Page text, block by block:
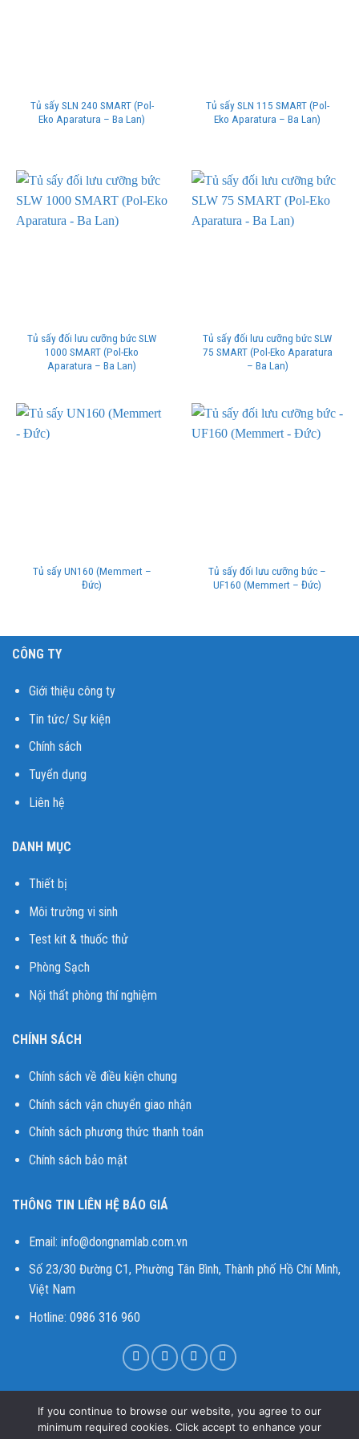
Tủ sấy SLN 240 SMART (Pol-
Eko Aparatura – Ba Lan)
Tủ sấy SLN 115 SMART (Pol-
Eko Aparatura – Ba Lan)
Tủ sấy đối lưu cưỡng bức SLW
1000 SMART (Pol-Eko
Aparatura – Ba Lan)
Tủ sấy đối lưu cưỡng bức SLW
75 SMART (Pol-Eko Aparatura
– Ba Lan)
Tủ sấy UN160 (Memmert –
Đức)
Tủ sấy đối lưu cưỡng bức –
UF160 (Memmert – Đức)
CÔNG TY
Giới thiệu công ty
Tin tức/ Sự kiện
Chính sách
Tuyển dụng
Liên hệ
DANH MỤC
Thiết bị
Môi trường vi sinh
Test kit & thuốc thử
Phòng Sạch
Nội thất phòng thí nghiệm
CHÍNH SÁCH
Chính sách về điều kiện chung
Chính sách vận chuyển giao nhận
Chính sách phương thức thanh toán
Chính sách bảo mật
THÔNG TIN LIÊN HỆ BÁO GIÁ
Email: info@dongnamlab.com.vn
Số 23/30 Đường C1, Phường Tân Bình, Thành phố Hồ Chí Minh,
Việt Nam
Hotline: 0986 316 960
Hach BODTrak II- Thiết Bị Quan Trắc Nước Online Hach -Cảm
If you continue to browse our website, you agree to our
minimum required cookies. Click accept to enhance your